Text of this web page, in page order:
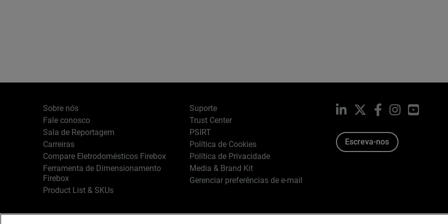
Sobre nós
Fale conosco
Sala de Reportagem
Carreiras
Compare Eletrodomésticos Firebox
Ferramenta de Dimensionamento
Firebox
Product List & SKUs
Suporte
Trust Center
PSIRT
Política de Cookies
Política de Privacidade
Media & Brand Kit
Gerenciar preferências de e-mail
LinkedIn Facebook
Instagram
Escreva-nos